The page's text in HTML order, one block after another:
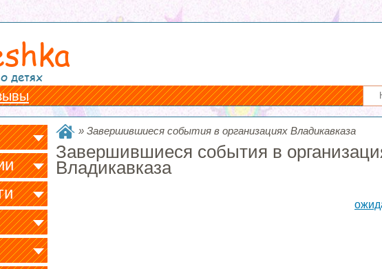
детях
» Завершившиеся события в организациях Владикавказа
Завершившиеся события в
Владикавказа